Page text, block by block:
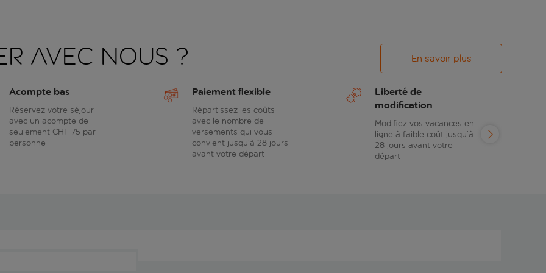
avec nous ? En savoir plus
Acompte bas
Réservez votre séjour
avec un acompte de
seulement CHF 75 par
personne
Paiement flexible
Répartissez les coûts
avec le nombre de
versements qui vous
convient jusqu’à 28 jours
avant votre départ
Liberté de
modification
Modifiez vos vacances en
ligne à faible coût jusqu’à
28 jours avant votre
départ